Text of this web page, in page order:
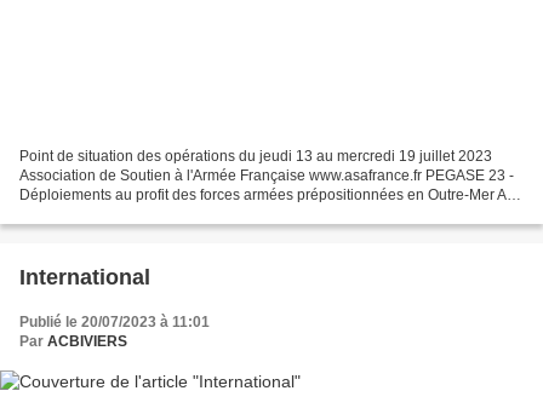
Point de situation des opérations du jeudi 13 au mercredi 19 juillet 2023
Association de Soutien à l'Armée Française www.asafrance.fr PEGASE 23 -
Déploiements au profit des forces armées prépositionnées en Outre-Mer Au
International
Publié le 20/07/2023 à 11:01
Par ACBIVIERS